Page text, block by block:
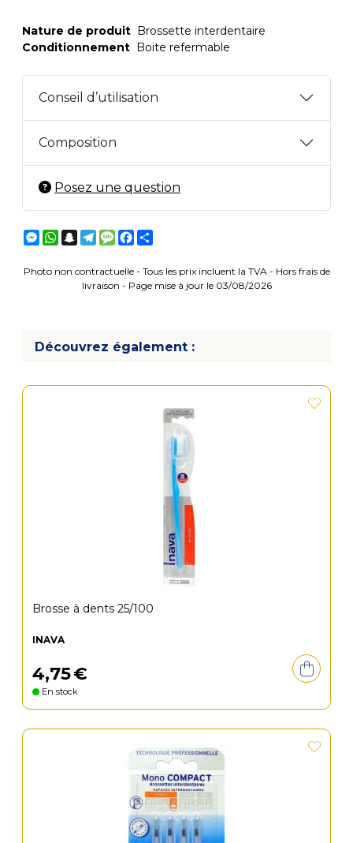
Nature de produit Brossette interdentaire
Conditionnement Boite refermable
Conseil d’utilisation
Composition
Posez une question
Messenger
WhatsApp
Snapchat
Telegram
MessageFacebook
Photo non contractuelle - Tous les prix incluent la TVA - Hors frais de
livraison - Page mise à jour le 03/08/2026
Découvrez également :
Brosse à dents 25/100
INAVA
4,75€
En stock